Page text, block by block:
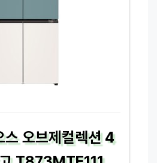
스 오브제컬렉션 4